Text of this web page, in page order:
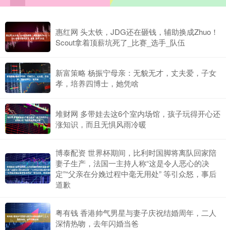
惠红网 头太铁，JDG还在砸钱，辅助换成Zhuo！
Scout拿着顶薪坑死了_比赛_选手_队伍
新富策略 杨振宁母亲：无貌无才，丈夫爱，子女
孝，培养四博士，她凭啥
堆财网 多带娃去这6个室内场馆，孩子玩得开心还
涨知识，而且无惧风雨冷暖
博泰配资 世界杯期间，比利时国脚将离队回家陪
妻子生产，法国一主持人称“这是令人恶心的决
定”“父亲在分娩过程中毫无用处” 等引众怒，事后
道歉
粤有钱 香港帅气男星与妻子庆祝结婚周年，二人
深情热吻，去年闪婚当爸